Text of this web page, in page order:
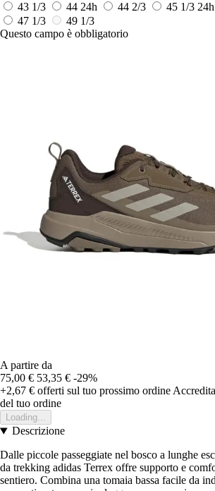
43 1/3
44 24h 44 2/3 45 1/3 24h
47 1/3
49 1/3
Questo campo è obbligatorio
A partire da
75,00 € 53,35 € -29%
+2,67 € offerti sul tuo prossimo ordine
del tuo ordine
Loading...
Descrizione
Dalle piccole passeggiate nel bosco a lunghe
da trekking adidas Terrex offre supporto e
sentiero. Combina una tomaia bassa facile da